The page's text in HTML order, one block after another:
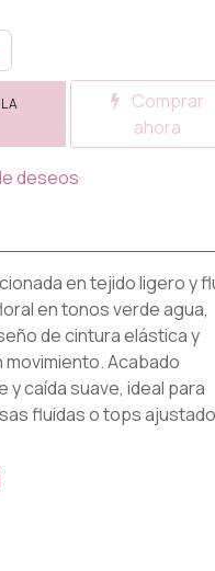
Comprar
ahora
deseos
en tejido ligero y
en tonos verde agua,
de cintura elástica y
Acabado
caída suave, ideal para
fluidas o tops